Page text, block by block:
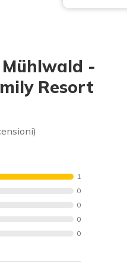
Mühlwald -
Resort
1
0
0
0
0